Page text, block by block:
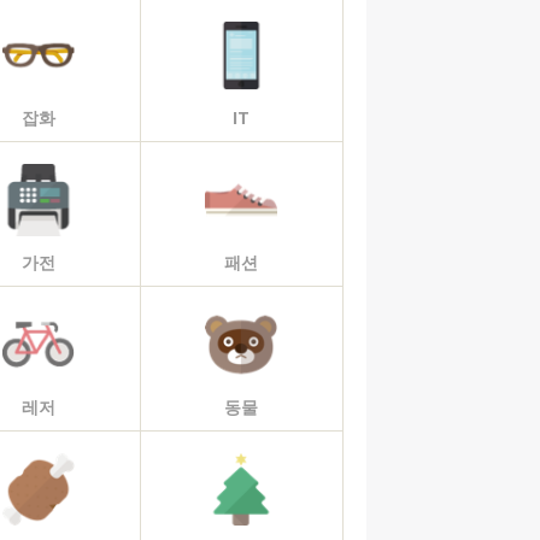
잡화 IT
가전 패션
레저 동물